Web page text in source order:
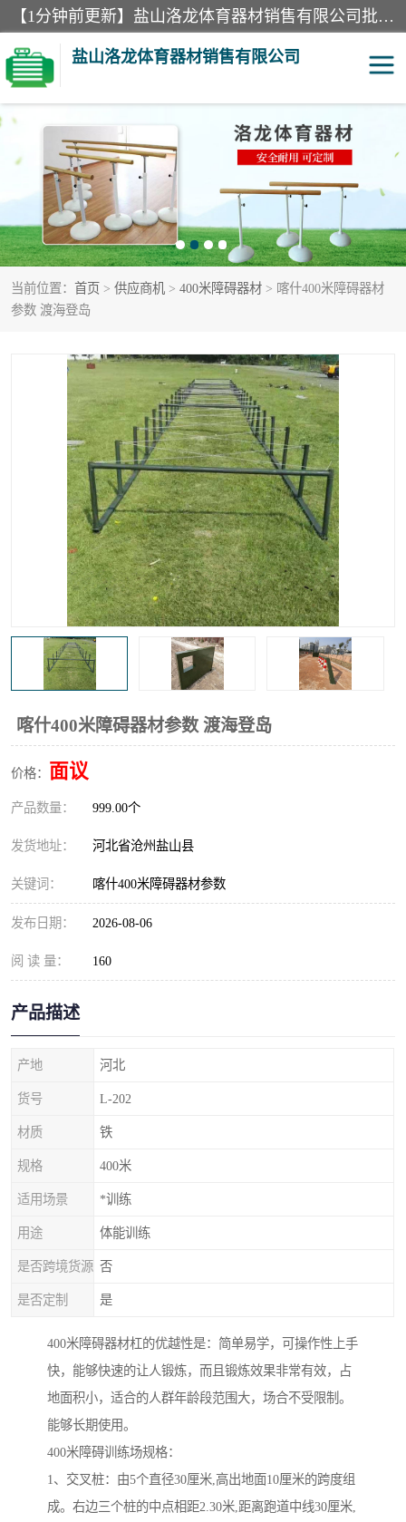
【1分钟前更新】盐山洛龙体育器材销售有限公司批量供应：300米障碍器材、400米障碍器材、部队训练器材、双杠、体操垫、舞蹈把杆等产品。盐山洛龙体育器材销售有限公司经过多年的发展，集研发，生产，销售，售后服务为一体. 奉行“质量，信誉，服务”的宗旨，以开拓创新的精神和真诚守信的态度积极进取。
盐山洛龙体育器材销售有限公司
当前位置： 首页 > 供应商机 > 400米障碍器材 > 喀什400米障碍器材
参数 渡海登岛
喀什400米障碍器材参数 渡海登岛
价格： 面议
产品数量： 999.00个
发货地址： 河北省沧州盐山县
关键词： 喀什400米障碍器材参数
发布日期： 2026-08-06
阅 读 量： 160
产品描述
产地 河北
货号 L-202
材质 铁
规格 400米
适用场景 *训练
用途 体能训练
是否跨境货源 否
是否定制 是
400米障碍器材杠的优越性是：简单易学，可操作性上手
快，能够快速的让人锻炼，而且锻炼效果非常有效，占
地面积小，适合的人群年龄段范围大，场合不受限制。
能够长期使用。
400米障碍训练场规格：
1、交叉桩：由5个直径30厘米,高出地面10厘米的跨度组
成。右边三个桩的中点相距2.30米,距离跑道中线30厘米,
单双杠 舞蹈把杆
400米障碍器材 体操垫
300米障碍器材 攀爬架
塑胶跑道 400米障碍器材1